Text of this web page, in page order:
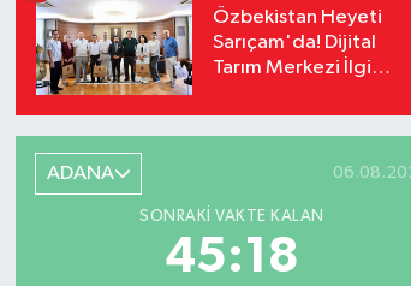
Özbekistan Heyeti
Sarıçam'da! Dijital
Tarım Merkezi İlgi
ADANA
SONRAKI VAKTE KALAN
45:17